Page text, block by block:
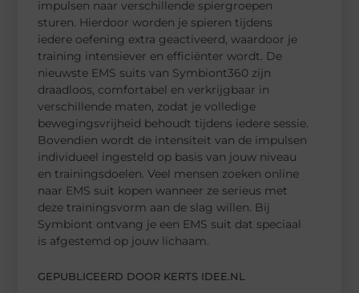
impulsen naar verschillende spiergroepen
sturen. Hierdoor worden je spieren tijdens
iedere oefening extra geactiveerd, waardoor je
training intensiever en efficiënter wordt. De
nieuwste EMS suits van Symbiont360 zijn
draadloos, comfortabel en verkrijgbaar in
verschillende maten, zodat je volledige
bewegingsvrijheid behoudt tijdens iedere sessie.
Bovendien wordt de intensiteit van de impulsen
individueel ingesteld op basis van jouw niveau
en trainingsdoelen. Veel mensen zoeken online
naar EMS suit kopen wanneer ze serieus met
deze trainingsvorm aan de slag willen. Bij
Symbiont ontvang je een EMS suit dat speciaal
is afgestemd op jouw lichaam.
GEPUBLICEERD DOOR KERTS IDEE.NL